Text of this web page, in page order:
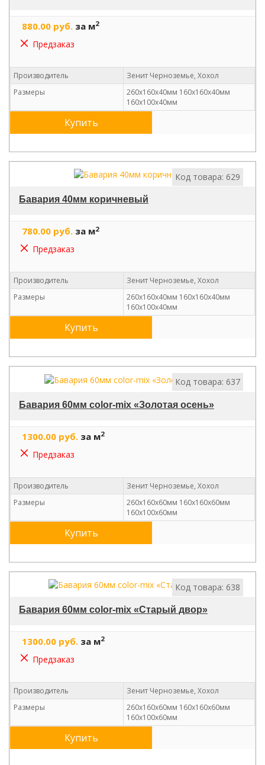
880.00 руб. за м2
Предзаказ
Производитель
Зенит Черноземье, Хохол
Размеры
260х160х40мм 160х160х40мм
160х100х40мм
Купить
Код товара: 629
Бавария 40мм коричневый
780.00 руб. за м2
Предзаказ
Производитель
Зенит Черноземье, Хохол
Размеры
260х160х40мм 160х160х40мм
160х100х40мм
Купить
Код товара: 637
Бавария 60мм color-mix «Золотая осень»
1300.00 руб. за м2
Предзаказ
Производитель
Зенит Черноземье, Хохол
Размеры
260х160х60мм 160х160х60мм
160х100х60мм
Купить
Код товара: 638
Бавария 60мм color-mix «Старый двор»
1300.00 руб. за м2
Предзаказ
Производитель
Зенит Черноземье, Хохол
Размеры
260х160х60мм 160х160х60мм
160х100х60мм
Купить